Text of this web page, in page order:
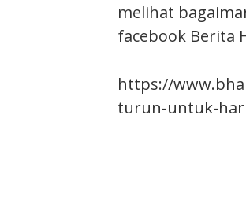
melihat
facebook Berita
https://
turun-untuk-